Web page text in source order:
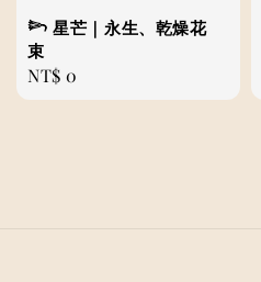
𓆸 星芒｜永生、乾燥花
束
Regular
price
NT$ 0